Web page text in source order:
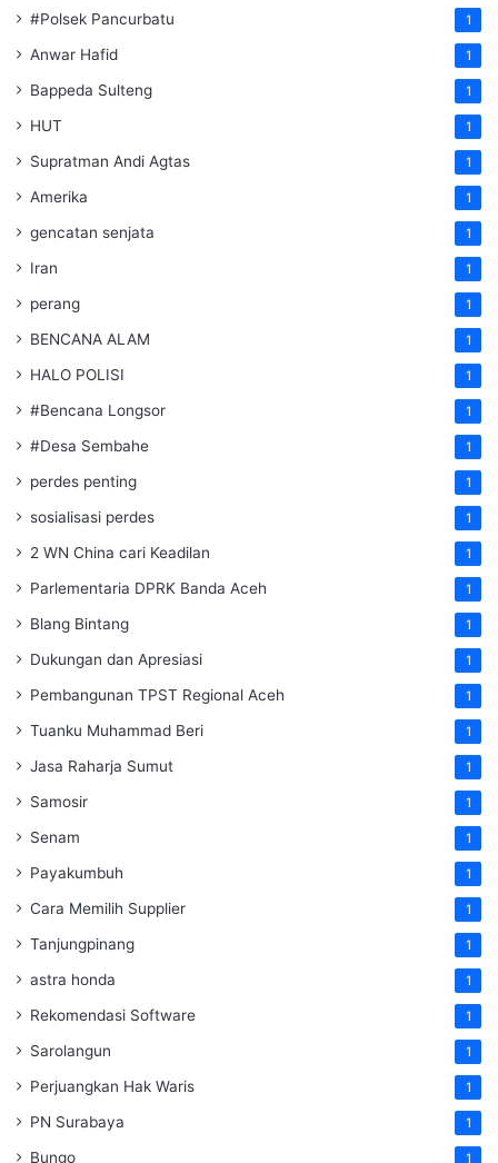
#Polsek Pancurbatu 1
Anwar Hafid 1
Bappeda Sulteng 1
HUT 1
Supratman Andi Agtas 1
Amerika 1
gencatan senjata 1
Iran 1
perang 1
BENCANA ALAM 1
HALO POLISI 1
#Bencana Longsor 1
#Desa Sembahe 1
perdes penting 1
sosialisasi perdes 1
2 WN China cari Keadilan 1
Parlementaria DPRK Banda Aceh 1
Blang Bintang 1
Dukungan dan Apresiasi 1
Pembangunan TPST Regional Aceh 1
Tuanku Muhammad Beri 1
Jasa Raharja Sumut 1
Samosir 1
Senam 1
Payakumbuh 1
Cara Memilih Supplier 1
Tanjungpinang 1
astra honda 1
Rekomendasi Software 1
Sarolangun 1
Perjuangkan Hak Waris 1
PN Surabaya 1
Bungo 1